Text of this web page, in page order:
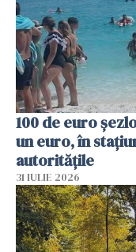
100 de euro
un euro, în
autoritățile
31 IULIE 2026